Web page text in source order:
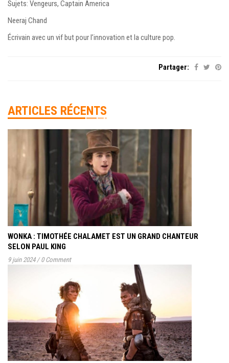
Sujets: Vengeurs, Captain America
Neeraj Chand
Écrivain avec un vif but pour l’innovation et la culture pop.
Partager:
ARTICLES RÉCENTS
WONKA : TIMOTHÉE CHALAMET EST UN GRAND CHANTEUR
SELON PAUL KING
9 juin 2024 / 0 Comment